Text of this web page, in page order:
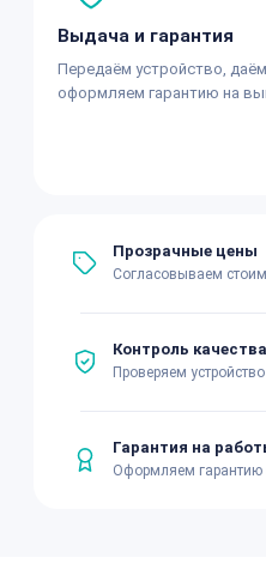
Выдача и гарантия
Передаём устройство,
оформляем гарантию на
Прозрачные цены
Согласовываем
Контроль качества
Проверяем
Гарантия на
Оформляем гарантию